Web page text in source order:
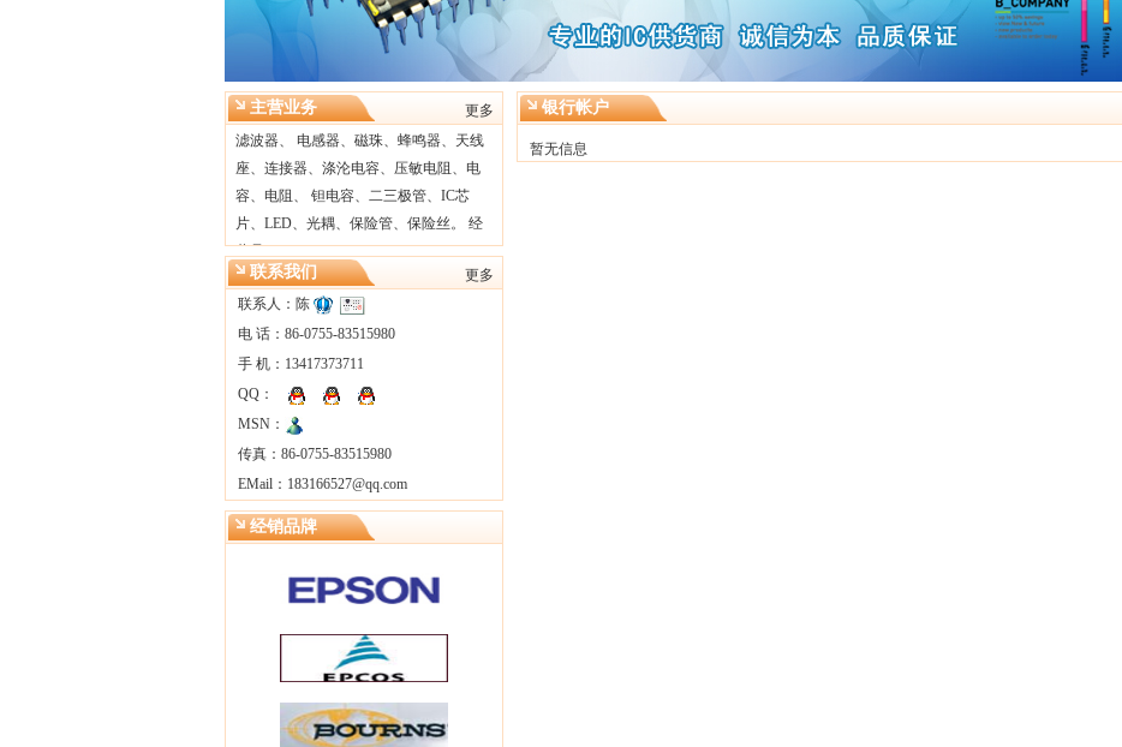
主营业务
更多
滤波器、 电感器、磁珠、蜂鸣器、天线
座、连接器、涤沦电容、压敏电阻、电
容、电阻、 钽电容、二三极管、IC芯
片、LED、光耦、保险管、保险丝。 经
营品…
联系我们
更多
联系人：陈
电 话：86-0755-83515980
手 机：13417373711
QQ：
MSN：
传真：86-0755-83515980
EMail： 183166527@qq.com
经销品牌
银行帐户
暂无信息